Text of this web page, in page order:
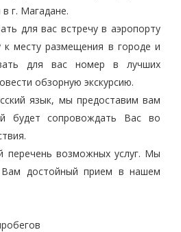
г. Магадане.
для вас встречу в аэропорту
к месту размещения в городе и
для вас номер в лучших
обзорную экскурсию.
язык, мы предоставим вам
будет сопровождать Вас во
перечень возможных услуг. Мы
достойный прием в нашем